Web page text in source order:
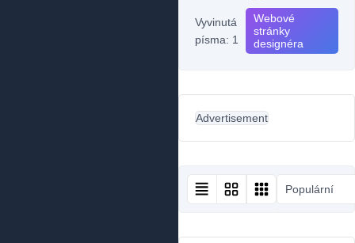
Vyvinutá
písma: 1
Webové
stránky
designéra
Advertisement
Populární